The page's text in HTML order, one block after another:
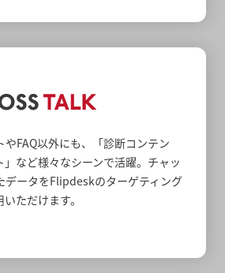
やFAQ以外にも、「診断コンテン
」など様々なシーンで活躍。チャッ
データをFlipdeskのターゲティング
ただけます。